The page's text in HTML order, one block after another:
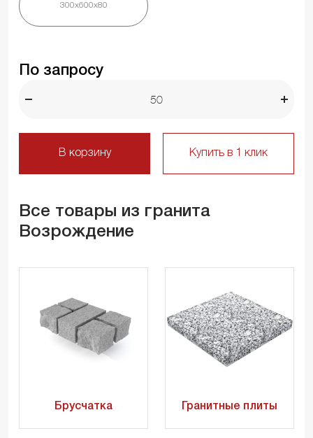
300х600х80
По запросу
В корзину Купить в 1 клик
Все товары из гранита
Возрождение
Брусчатка Гранитные плиты